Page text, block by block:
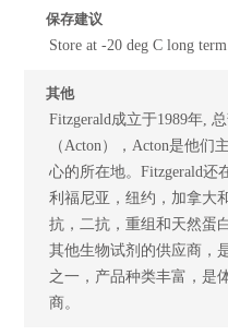
保存建议
Store at -20 deg C long
其他
Fitzgerald成立于1989年,
（Acton），Acton是他们
心的所在地。Fitzgerald还
利福尼亚，纽约，加拿大
抗，二抗，重组和天然蛋
其他生物试剂的供应商，
之一，产品种类丰富，是
商。